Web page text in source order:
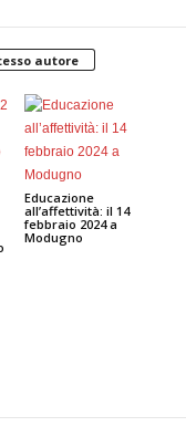
autore
Educazione
all’affettività: il 14
febbraio 2024 a
Modugno